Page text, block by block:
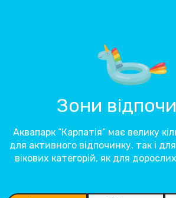
Зони
Аквапарк “Карпатія” має велику
для активного відпочинку, так і
вікових категорій, як для